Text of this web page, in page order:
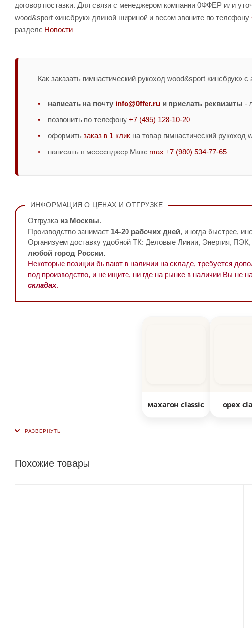
договор поставки. Для связи с менеджером компании 0ФФЕР или
wood&sport «инсбрук» длиной шириной и весом звоните по телефону
разделе Новости
Как заказать гимнастический рукоход wood&sport «инсбрук» с
написать на почту info@0ffer.ru и прислать реквизиты -
позвонить по телефону +7 (495) 128-10-20
оформить заказ в 1 клик на товар гимнастический рукоход
написать в мессенджер Макс max +7 (980) 534-77-65
ИНФОРМАЦИЯ О ЦЕНАХ И ОТГРУЗКЕ
Отгрузка из Москвы.
Производство занимает 14-20 рабочих дней, иногда быстрее,
Организуем доставку удобной ТК: Деловые Линии, Энергия,
любой город России.
Некоторые позиции бывают в наличии на складе, требуется
под производство, и не ищите, ни где на рынке в наличии Вы не
складах.
махагон classic орех
Похожие товары